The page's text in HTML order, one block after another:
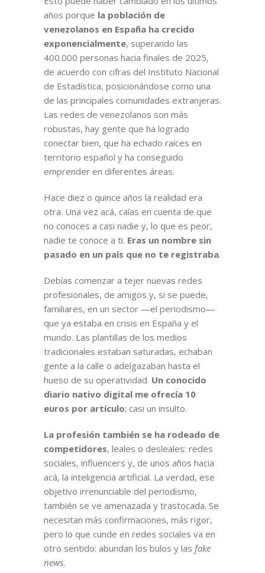
años porque la población de
venezolanos en España ha crecido
exponencialmente, superando las
400.000 personas hacia finales de 2025,
de acuerdo con cifras del Instituto Nacional
de Estadística, posicionándose como una
de las principales comunidades extranjeras.
Las redes de venezolanos son más
robustas, hay gente que ha logrado
conectar bien, que ha echado raíces en
territorio español y ha conseguido
emprender en diferentes áreas.
Hace diez o quince años la realidad era
otra. Una vez acá, caías en cuenta de que
no conoces a casi nadie y, lo que es peor,
nadie te conoce a ti. Eras un nombre sin
pasado en un país que no te registraba.
Debías comenzar a tejer nuevas redes
profesionales, de amigos y, si se puede,
familiares, en un sector —el periodismo—
que ya estaba en crisis en España y el
mundo. Las plantillas de los medios
tradicionales estaban saturadas, echaban
gente a la calle o adelgazaban hasta el
hueso de su operatividad. Un conocido
diario nativo digital me ofrecía 10
euros por artículo; casi un insulto.
La profesión también se ha rodeado de
competidores, leales o desleales: redes
sociales, influencers y, de unos años hacia
acá, la inteligencia artificial. La verdad, ese
objetivo irrenunciable del periodismo,
también se ve amenazada y trastocada. Se
necesitan más confirmaciones, más rigor,
pero lo que cunde en redes sociales va en
otro sentido: abundan los bulos y las fake
news.